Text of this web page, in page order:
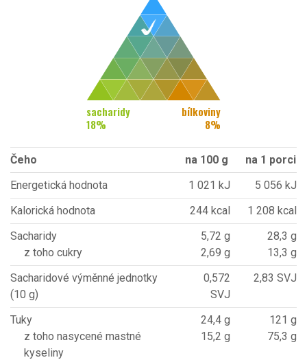
sacharidy
18%
bílkoviny
8%
Čeho na 100 g
na 1 porci
Energetická hodnota
1 021 kJ
5 056 kJ
Kalorická hodnota
244 kcal
1 208 kcal
Sacharidy
z toho cukry
5,72 g
2,69 g
28,3 g
13,3 g
Sacharidové výměnné jednotky
(10 g)
0,572
SVJ
2,83 SVJ
Tuky
z toho nasycené mastné
kyseliny
24,4 g
15,2 g
121 g
75,3 g